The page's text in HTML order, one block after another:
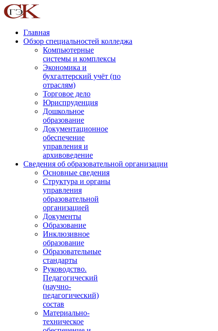
Главная
Обзор специальностей колледжа
Компьютерные
системы и комплексы
Экономика и
бухгалтерский учёт (по
отраслям)
Торговое дело
Юриспруденция
Дошкольное
образование
Документационное
обеспечение
управления и
архивоведение
Сведения об образовательной организации
Основные сведения
Структура и органы
управления
образовательной
организацией
Документы
Образование
Инклюзивное
образование
Образовательные
стандарты
Руководство.
Педагогический
(научно-
педагогический)
состав
Материально-
техническое